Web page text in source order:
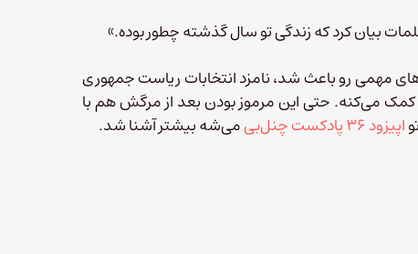
بیان کرد که زندگی تو سال گذشته چطور بوده.»
مهمی رو باعث شد، نامزد انتخابات ریاست جمهوری
کمک می‌کنه. حتی این مرموز بودن بعد از مرگش هم با
اپیزود ۳۶ پادکست چنل‌بی می‌شه بیشتر آشنا شد.